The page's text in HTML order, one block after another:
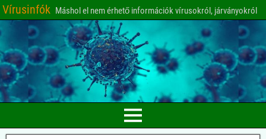
Vírusinfók Máshol el nem érhető információk vírusokról, járványokról